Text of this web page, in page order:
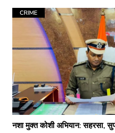
CRIME
नशा मुक्त कोशी अभियान: सहरसा,